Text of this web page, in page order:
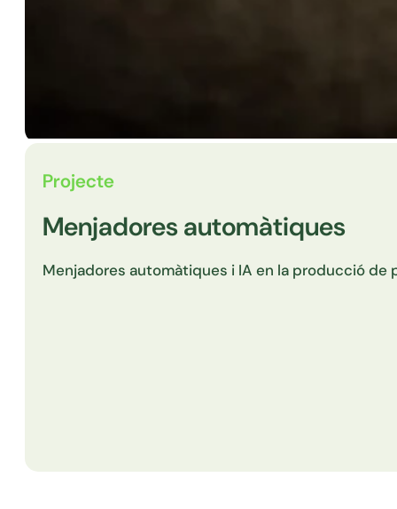
Projecte
Menjadores automàtiques
Menjadores automàtiques i IA en la producció de